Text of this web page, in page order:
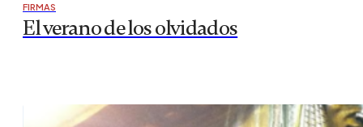
FIRMAS
El verano de los olvidados